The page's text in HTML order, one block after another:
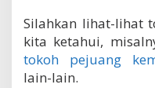
Silahkan lihat-lihat
kita ketahui,
tokoh pejuang
lain-lain.